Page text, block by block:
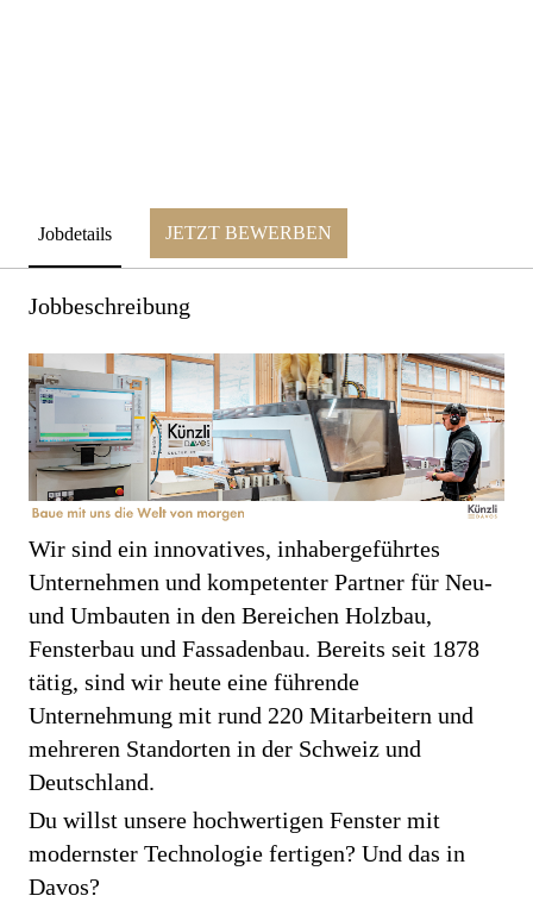
Jobdetails JETZT BEWERBEN
Jobbeschreibung
Wir sind ein innovatives, inhabergeführtes
Unternehmen und kompetenter Partner für Neu-
und Umbauten in den Bereichen Holzbau,
Fensterbau und Fassadenbau. Bereits seit 1878
tätig, sind wir heute eine führende
Unternehmung mit rund 220 Mitarbeitern und
mehreren Standorten in der Schweiz und
Deutschland.
Du willst unsere hochwertigen Fenster mit
modernster Technologie fertigen? Und das in
Davos?